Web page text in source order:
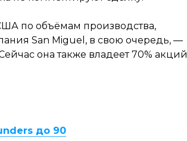
по объёмам производства,
San Miguel, в свою очередь, —
она также владеет 70% акций
до 90